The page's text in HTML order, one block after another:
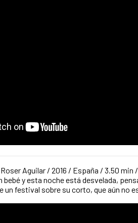
Roser Aguilar / 2016 / España / 3.50
bebé y esta noche está desvelada,
un festival sobre su corto, que aún no